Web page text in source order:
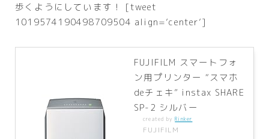
歩くようにしています！ [tweet
1019574190498709504 align=’center’]
FUJIFILM スマートフォ
ン用プリンター “スマホ
deチェキ” instax SHARE
SP-2 シルバー
created byRinker
FUJIFILM